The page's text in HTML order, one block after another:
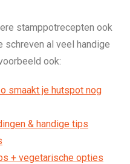
stamppotrecepten ook
al veel handige
ook:
smaakt je hutspot nog
& handige tips
+ vegetarische opties